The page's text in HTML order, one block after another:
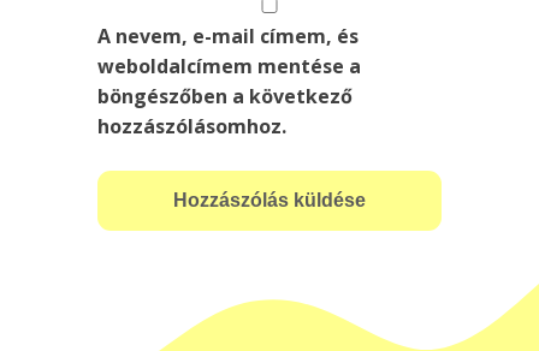
A nevem, e-mail címem, és
weboldalcímem mentése a
böngészőben a következő
hozzászólásomhoz.